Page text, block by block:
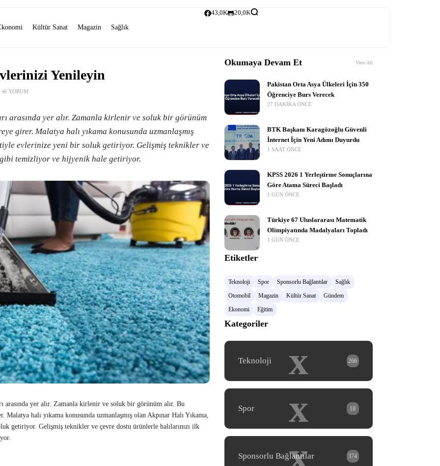
Kültür Sanat Magazin Sağlık
43,0K 20,0K
Yenileyin
0 YORUM
arasında yer alır. Zamanla kirlenir ve soluk bir görünüm
girer. Malatya halı yıkama konusunda uzmanlaşmış
evlerinize yeni bir soluk getiriyor. Gelişmiş teknikler ve
temizliyor ve hijyenik hale getiriyor.
arasında yer alır. Zamanla kirlenir ve soluk bir görünüm alır. Bu
halı yıkama konusunda uzmanlaşmış olan Akpınar Halı Yıkama,
getiriyor. Gelişmiş teknikler ve çevre dostu ürünlerle halılarınızı ilk
Okumaya Devam Et View All
Pakistan Orta Asya Ülkeleri İçin 350
Öğrenciye Burs Verecek
27 DAKIKA ÖNCE
BTK Başkanı Karagözoğlu Güvenli
İnternet İçin Yeni Adımı Duyurdu
1 SAAT ÖNCE
KPSS 2026 1 Yerleştirme Sonuçlarına
Göre Atama Süreci Başladı
1 GÜN ÖNCE
Türkiye 67 Uluslararası Matematik
Olimpiyatında Madalyaları Topladı
1 GÜN ÖNCE
Etiketler
Teknoloji Spor Sponsorlu Bağlantılar
Sağlık
Otomobil
Magazin Kültür Sanat
Gündem
Ekonomi
Eğitim
Kategoriler
x
Teknoloji 266
x
Spor 18
x
Sponsorlu Bağlantılar 374